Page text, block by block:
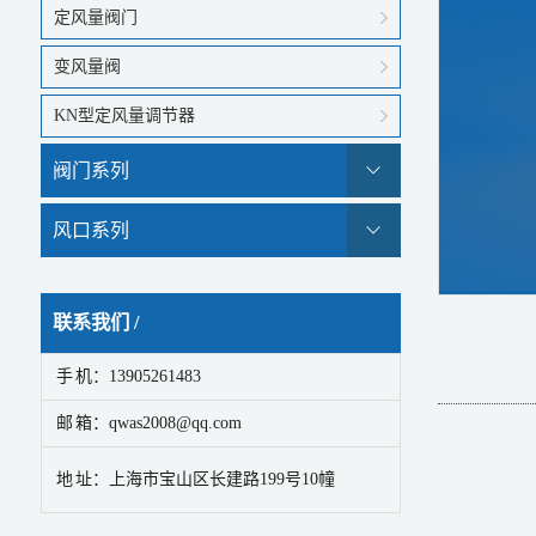
定风量阀门
变风量阀
KN型定风量调节器
阀门系列
风口系列
联系我们 /
手 机：13905261483
邮 箱：qwas2008@qq.com
地 址：上海市宝山区长建路199号10幢